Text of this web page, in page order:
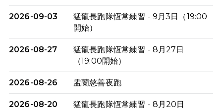
2026-09-03
猛龍長跑隊恆常練習 - 9月3日（19:00
開始）
2026-08-27
猛龍長跑隊恆常練習 - 8月27日
（19:00開始）
2026-08-26 盂蘭慈善夜跑
2026-08-20
猛龍長跑隊恆常練習 - 8月20日